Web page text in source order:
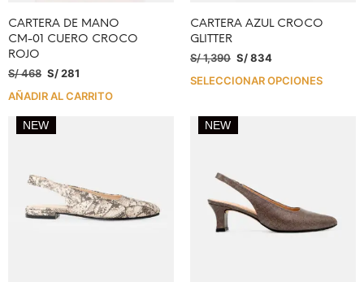
CARTERA DE MANO
CM-01 CUERO CROCO
ROJO
S/468 S/281
AÑADIR AL CARRITO
CARTERA AZUL CROCO
GLITTER
S/1,390 S/834
SELECCIONAR OPCIONES
NEW NEW